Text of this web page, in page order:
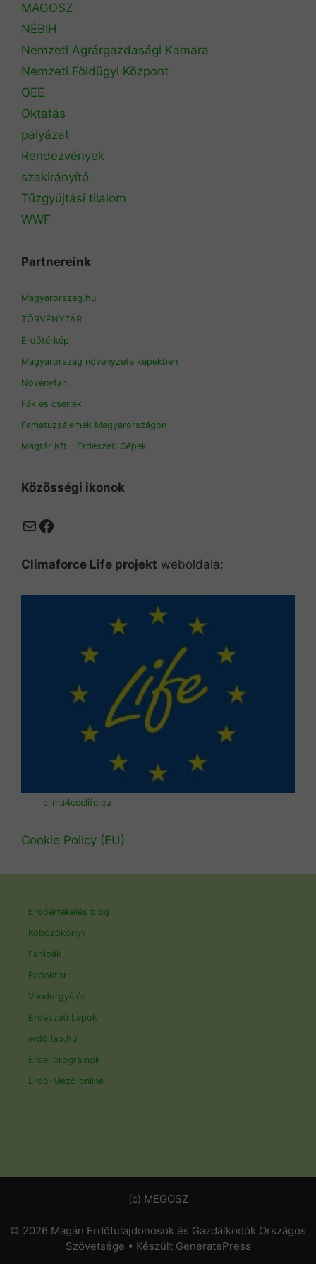
MAGOSZ
NÉBIH
Nemzeti Agrárgazdasági Kamara
Nemzeti Földügyi Központ
OEE
Oktatás
pályázat
Rendezvények
szakirányító
Tűzgyújtási tilalom
WWF
Partnereink
Magyarorszag.hu
TÖRVÉNYTÁR
Erdőtérkép
Magyarország növényzete képekben
Növénytan
Fák és cserjék
Famatuzsálemek Magyarországon
Magtár Kft - Erdészeti Gépek
Közösségi ikonok
MailFacebook
Climaforce Life projekt weboldala:
clima4ceelife.eu
Cookie Policy (EU)
Erdőértékelés blog
Köbözőkönyv
Fahibák
Fadoktor
Vándorgyűlés
Erdészeti Lapok
erdő.lap.hu
Erdei programok
Erdő-Mező online
(c) MEGOSZ
© 2026 Magán Erdőtulajdonosok és Gazdálkodók Országos
Szövetsége • Készült GeneratePress